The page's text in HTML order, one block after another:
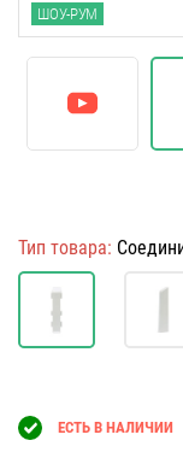
ШОУ-РУМ
Тип товара:
ЕСТЬ В НАЛИЧИИ